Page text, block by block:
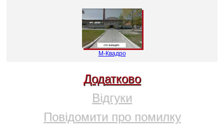
М-Квадро
Додатково
Відгуки
Повідомити про помилку